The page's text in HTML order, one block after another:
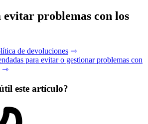
evitar problemas con los
de devoluciones ⇾
para evitar o gestionar problemas con
⇾
este artículo?